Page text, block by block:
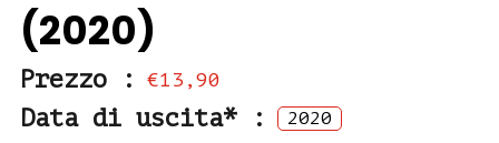
(2020)
Prezzo : €13,90
Data di uscita* : 2020